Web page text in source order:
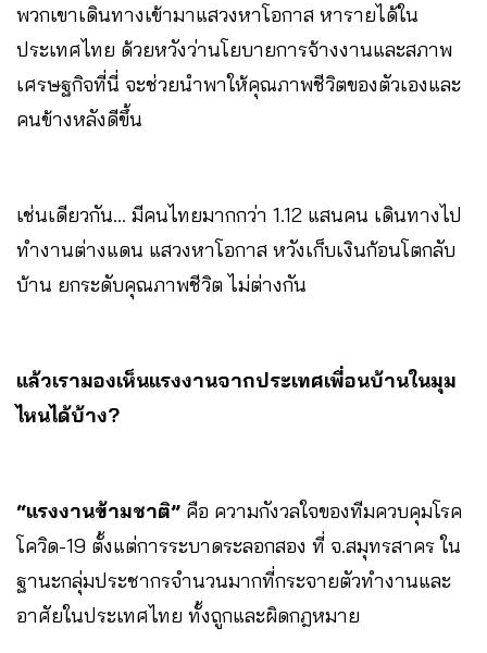
พวกเขาเดินทางเข้ามาแสวงหาโอกาส หารายได้ใน
ประเทศไทย ด้วยหวังว่านโยบายการจ้างงานและสภาพ
เศรษฐกิจที่นี่ จะช่วยนำพาให้คุณภาพชีวิตของตัวเองและ
คนข้างหลังดีขึ้น
เช่นเดียวกัน… มีคนไทยมากกว่า 1.12 แสนคน เดินทางไป
ทำงานต่างแดน แสวงหาโอกาส หวังเก็บเงินก้อนโตกลับ
บ้าน ยกระดับคุณภาพชีวิต ไม่ต่างกัน
แล้วเรามองเห็นแรงงานจากประเทศเพื่อนบ้านในมุม
ไหนได้บ้าง?
“แรงงานข้ามชาติ” คือ ความกังวลใจของทีมควบคุมโรค
โควิด-19 ตั้งแต่การระบาดระลอกสอง ที่ จ.สมุทรสาคร ใน
ฐานะกลุ่มประชากรจำนวนมากที่กระจายตัวทำงานและ
อาศัยในประเทศไทย ทั้งถูกและผิดกฎหมาย